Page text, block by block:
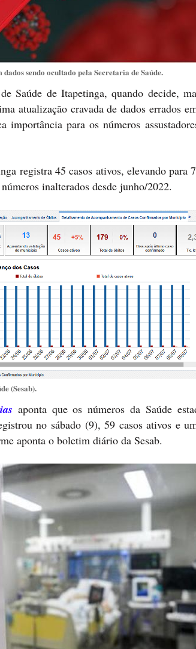
sendo ocultado pela Secretaria de Saúde.
Saúde de Itapetinga, quando decide,
atualização cravada de dados errados
para os números
registra 45 casos ativos, elevando para
inalterados desde junho/2022.
(Sesab).
aponta que os números da Saúde
no sábado (9), 59 casos ativos e
aponta o boletim diário da Sesab.